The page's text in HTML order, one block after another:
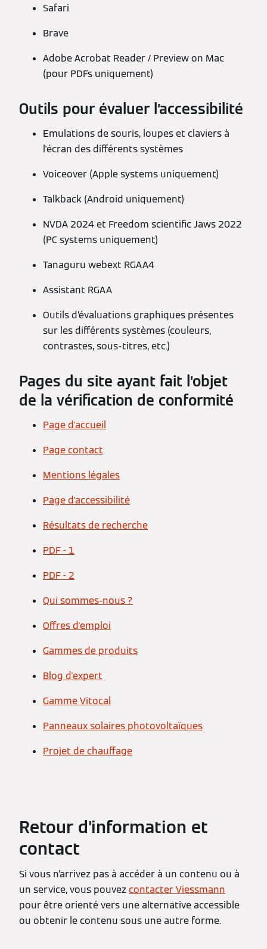
Safari
Brave
Adobe Acrobat Reader / Preview on Mac
(pour PDFs uniquement)
Outils pour évaluer l’accessibilité
Emulations de souris, loupes et claviers à
l'écran des différents systèmes
Voiceover (Apple systems uniquement)
Talkback (Android uniquement)
NVDA 2024 et Freedom scientific Jaws 2022
(PC systems uniquement)
Tanaguru webext RGAA4
Assistant RGAA
Outils d’évaluations graphiques présentes
sur les différents systèmes (couleurs,
contrastes, sous-titres, etc.)
Pages du site ayant fait l’objet
de la vérification de conformité
Page d'accueil
Page contact
Mentions légales
Page d'accessibilité
Résultats de recherche
PDF - 1
PDF - 2
Qui sommes-nous ?
Offres d'emploi
Gammes de produits
Blog d'expert
Gamme Vitocal
Panneaux solaires photovoltaïques
Projet de chauffage
Retour d’information et
contact
Si vous n’arrivez pas à accéder à un contenu ou à
un service, vous pouvezcontacter Viessmann
pour être orienté vers une alternative accessible
ou obtenir le contenu sous une autre forme.